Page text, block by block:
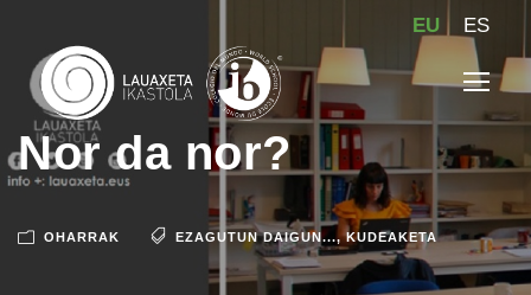
EU ES
Nor da nor?
OHARRAK EZAGUTUN DAIGUN..., KUDEAKETA